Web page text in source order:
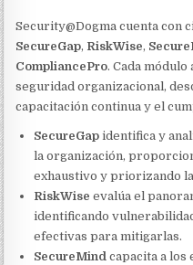
Security@Dogma cuenta con
SecureGap, RiskWise,
CompliancePro. Cada
seguridad organizacional,
capacitación continua y el
SecureGap identifica y
la organización,
exhaustivo y priorizando
RiskWise evalúa el
identificando
efectivas para mitigarlas.
SecureMind capacita a